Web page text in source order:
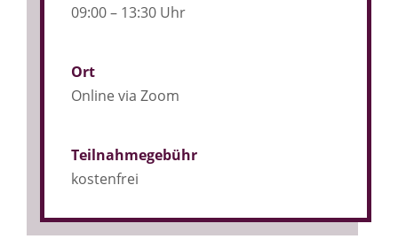
09:00 – 13:30 Uhr
Ort
Online via Zoom
Teilnahmegebühr
kostenfrei